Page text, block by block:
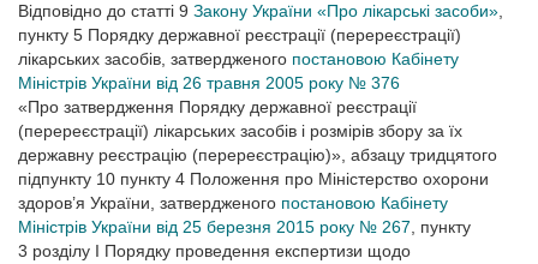
Відповідно до статті 9 Закону України «Про лікарські засоби»
пункту 5 Порядку державної реєстрації (перереєстрації)
лікарських засобів, затвердженого постановою Кабінету
Міністрів України від 26 травня 2005 року № 376
«Про затвердження Порядку державної реєстрації
(перереєстрації) лікарських засобів і розмірів збору за їх
державну реєстрацію (перереєстрацію)», абзацу тридцятого
підпункту 10 пункту 4 Положення про Міністерство охорони
здоров’я України, затвердженого постановою Кабінету
Міністрів України від 25 березня 2015 року № 267 , пункту
3 розділу І Порядку проведення експертизи щодо